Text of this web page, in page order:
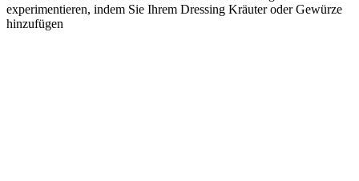
experimentieren, indem Sie Ihrem Dressing Kräuter oder Gewürze
hinzufügen